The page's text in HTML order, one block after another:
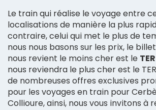
Le train qui réalise le voyage entre
localisations de manière la plus
contraire, celui qui met le plus de
nous nous basons sur les prix, le
nous revient le moins cher est le TER
nous reviendra le plus cher est le
de nombreuses offres exclusives
pour les voyages en train pour
Collioure, ainsi, nous vous invitons